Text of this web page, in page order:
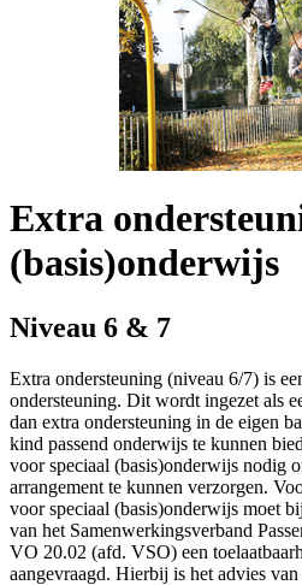
Extra
(basis)onderwijs
Niveau 6 & 7
Extra ondersteuning (niveau 6/7) is
ondersteuning. Dit wordt ingezet als
dan extra ondersteuning in de eigen
kind passend onderwijs te kunnen
voor speciaal (basis)onderwijs nodig
arrangement te kunnen verzorgen.
voor speciaal (basis)onderwijs moet
van het Samenwerkingsverband
VO 20.02 (afd. VSO) een
aangevraagd. Hierbij is het advies